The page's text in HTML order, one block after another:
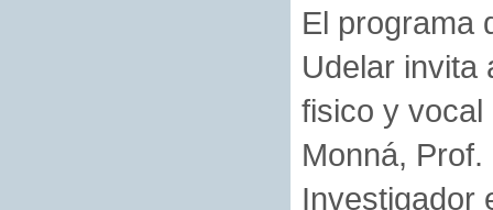
El programa
Udelar invita
fisico y vocal
Monná,
Investigador